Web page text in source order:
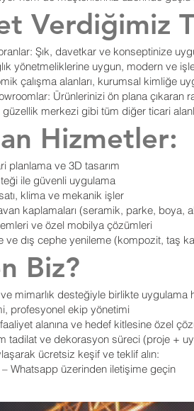
Verdiğimiz
Şık, davetkar ve konseptinize
yönetmeliklerine uygun, modern ve
çalışma alanları, kurumsal kimliğe
Ürünlerinizi ön plana çıkaran
güzellik merkezi gibi tüm diğer ticari
Hizmetler:
planlama ve 3D tasarım
ile güvenli uygulama
klima ve mekanik işler
kaplamaları (seramik, parke, boya,
ve özel mobilya çözümleri
ve dış cephe yenileme (kompozit, taş
Biz?
mimarlık desteğiyle birlikte uygulama
profesyonel ekip yönetimi
alanına ve hedef kitlesine özel
tadilat ve dekorasyon süreci (proje +
ücretsiz keşif ve teklif alın:
Whatsapp üzerinden iletişime geçin